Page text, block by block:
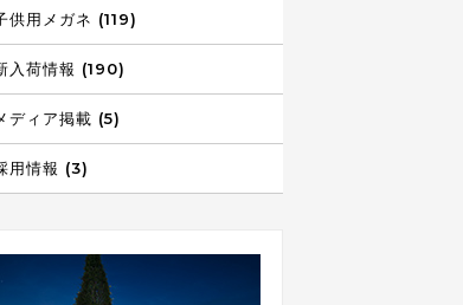
供用メガネ (119)
入荷情報 (190)
ディア掲載 (5)
用情報 (3)